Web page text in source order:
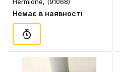
Немає в наявності